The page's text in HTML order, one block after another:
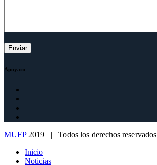
Apoyan:
MUFP2019 | Todos los derechos reservados
Inicio
Noticias